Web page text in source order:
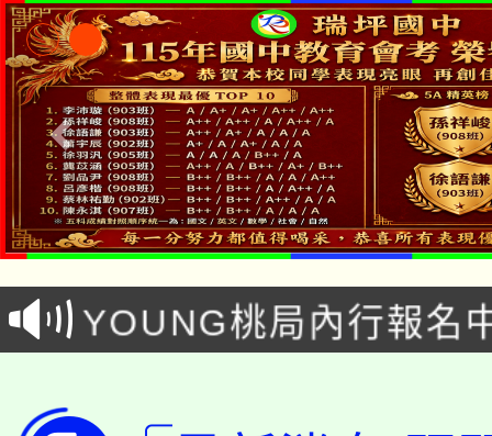
「本色祭」8/29、30在
場熱烈登場!
8/21下午1時於龍潭區
徵才活動。
YOUNG桃局內行報名
局官網。
8月14至27日，桃園電
開!
115年桃園市運動會8/